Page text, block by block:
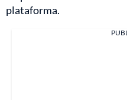
plataforma.